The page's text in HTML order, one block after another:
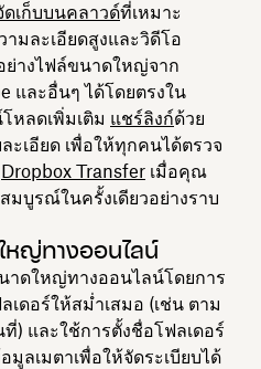
เก็บบนคลาวด์ที่เหมาะ
มละเอียดสูงและวิดีโอ
างไฟล์ขนาดใหญ่จาก
และอื่นๆ ได้โดยตรงใน
หลดเพิ่มเติม แชร์ลิงก์ด้วย
ะเอียด เพื่อให้ทุกคนได้ตรวจ
Dropbox Transfer เมื่อคุณ
บูรณ์ในครั้งเดียวอย่างราบ
หญ่ทางออนไลน์
าดใหญ่ทางออนไลน์โดยการ
เดอร์ให้สม่ำเสมอ (เช่น ตาม
) และใช้การตั้งชื่อโฟลเดอร์
ลเมตาเพื่อให้จัดระเบียบได้